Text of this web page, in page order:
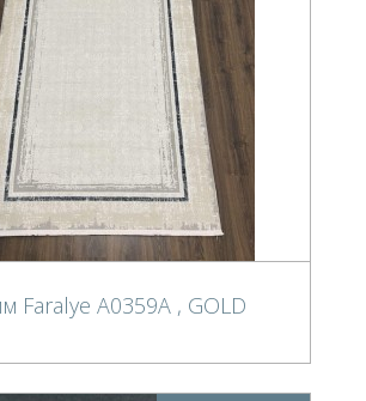
Faralye A0359A , GOLD